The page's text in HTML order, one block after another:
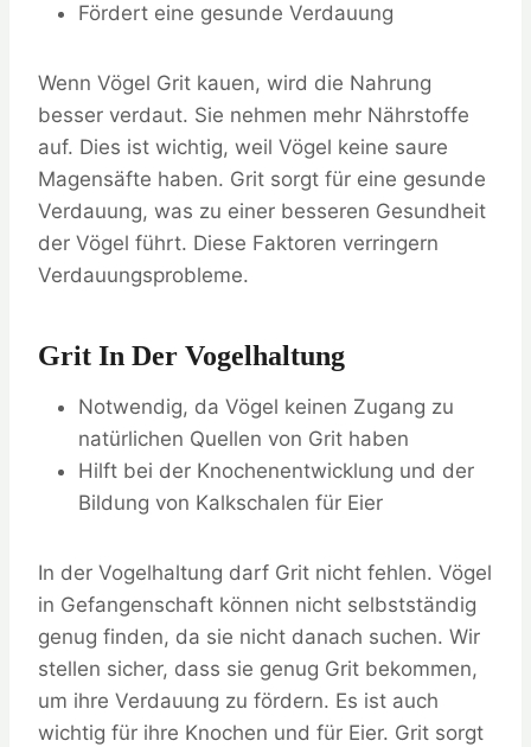
Fördert eine gesunde Verdauung
Wenn Vögel Grit kauen, wird die Nahrung
besser verdaut. Sie nehmen mehr Nährstoffe
auf. Dies ist wichtig, weil Vögel keine saure
Magensäfte haben. Grit sorgt für eine gesunde
Verdauung, was zu einer besseren Gesundheit
der Vögel führt. Diese Faktoren verringern
Verdauungsprobleme.
Grit In Der Vogelhaltung
Notwendig, da Vögel keinen Zugang zu
natürlichen Quellen von Grit haben
Hilft bei der Knochenentwicklung und der
Bildung von Kalkschalen für Eier
In der Vogelhaltung darf Grit nicht fehlen. Vögel
in Gefangenschaft können nicht selbstständig
genug finden, da sie nicht danach suchen. Wir
stellen sicher, dass sie genug Grit bekommen,
um ihre Verdauung zu fördern. Es ist auch
wichtig für ihre Knochen und für Eier. Grit sorgt